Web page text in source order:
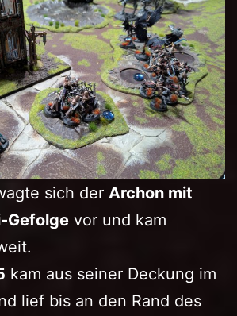
sich der Archon mit
Gefolge vor und kam
kam aus seiner Deckung im
lief bis an den Rand des